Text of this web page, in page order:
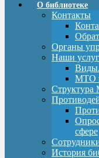
О библиотеке
Контакты
Органы
Наши
Виды.
МТО
сфере
История